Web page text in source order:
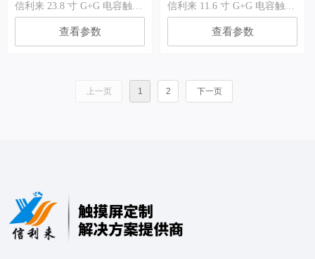
摸屏 | 自助终端专用
信利来 23.8 寸 G+G 电容触摸
屏厂家，专业生产工业触控屏
与 OCA 全贴合显示模块。产
品采用 G+G 玻璃 + 玻璃结
AG 防眩光、AF 防指纹、AR
减反射等表面工艺定制，可适
站式触控显示解决方案。
查看参数
摸屏 | 车载设备专用
信利来 11.6 寸 G+G 电容触摸
屏厂家，专业生产 TP+LCD
触控显示模块。产品采用
G+G 玻璃 + 玻璃结构，搭配
光、AF 防指纹、AR 减反射等
表面工艺定制，可适配工业控
查看参数
上一页 1 2 下一页